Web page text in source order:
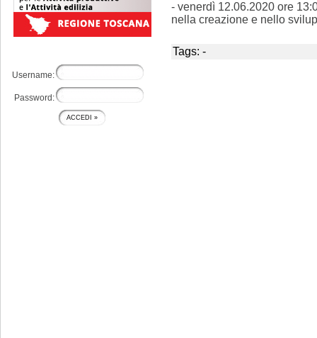
Username:
Password:
- venerdì 12.06.2020 ore
nella creazione e nello
Tags: -